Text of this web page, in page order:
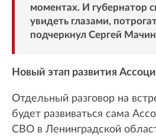
моментах. И губернатор
увидеть глазами,
подчеркнул Сергей
Новый этап развития
Отдельный разговор на
будет развиваться сама
СВО в Ленинградской